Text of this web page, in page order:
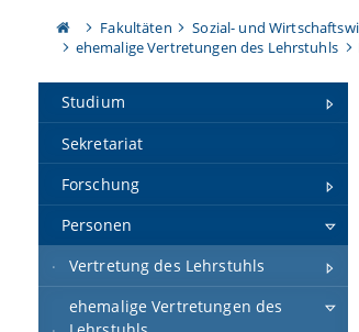
Fakultäten Sozial- und
ehemalige Vertretungen des Lehrstuhls
Studium
Sekretariat
Forschung
Personen
Vertretung des Lehrstuhls
ehemalige Vertretungen des